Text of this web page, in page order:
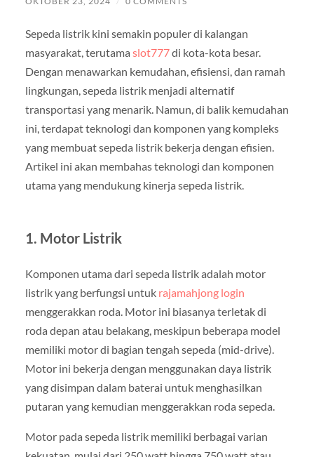
Sepeda listrik kini semakin populer di kalangan
masyarakat, terutama slot777di kota-kota besar.
Dengan menawarkan kemudahan, efisiensi, dan ramah
lingkungan, sepeda listrik menjadi alternatif
transportasi yang menarik. Namun, di balik kemudahan
ini, terdapat teknologi dan komponen yang kompleks
yang membuat sepeda listrik bekerja dengan efisien.
Artikel ini akan membahas teknologi dan komponen
utama yang mendukung kinerja sepeda listrik.
1. Motor Listrik
Komponen utama dari sepeda listrik adalah motor
listrik yang berfungsi untuk rajamahjong login
menggerakkan roda. Motor ini biasanya terletak di
roda depan atau belakang, meskipun beberapa model
memiliki motor di bagian tengah sepeda (mid-drive).
Motor ini bekerja dengan menggunakan daya listrik
yang disimpan dalam baterai untuk menghasilkan
putaran yang kemudian menggerakkan roda sepeda.
Motor pada sepeda listrik memiliki berbagai varian